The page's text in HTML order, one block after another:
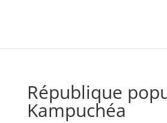
République
Kampuchéa